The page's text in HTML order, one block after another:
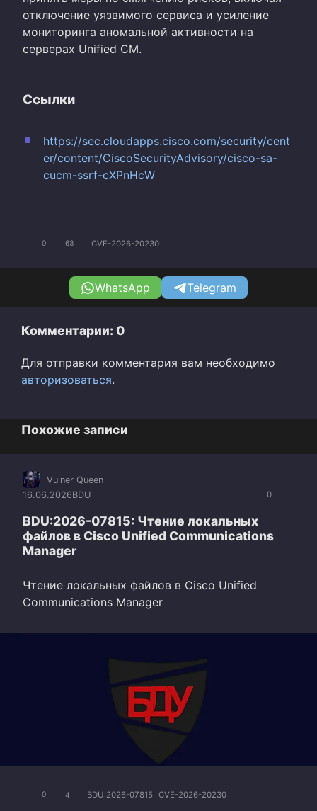
отключение уязвимого сервиса и усиление
мониторинга аномальной активности на
серверах Unified CM.
Ссылки
https://sec.cloudapps.cisco.com/security/cent
er/content/CiscoSecurityAdvisory/cisco-sa-
cucm-ssrf-cXPnHcW
0 63 CVE-2026-20230
WhatsApp Telegram
Комментарии: 0
Для отправки комментария вам необходимо
авторизоваться.
Похожие записи
0
Vulner Queen
16.06.2026BDU
BDU:2026-07815: Чтение локальных
файлов в Cisco Unified Communications
Manager
Чтение локальных файлов в Cisco Unified
Communications Manager
0 4 BDU:2026-07815 CVE-2026-20230